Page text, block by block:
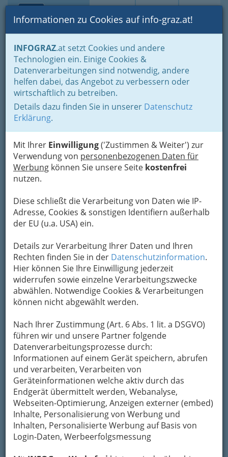
Suche Login Toggle
Informationen zu Cookies auf info-graz.at!
INFOGRAZ.at setzt Cookies und andere
Technologien ein. Einige Cookies &
Datenverarbeitungen sind notwendig, andere
helfen dabei, das Angebot zu verbessern oder
wirtschaftlich zu betreiben.
Details dazu finden Sie in unserer Datenschutz
Erklärung.
Mit Ihrer Einwilligung('Zustimmen & Weiter') zur
Verwendung von personenbezogenen Daten für
Werbung können Sie unsere Seite kostenfrei
nutzen.
Diese schließt die Verarbeitung von Daten wie IP-
Adresse, Cookies & sonstigen Identifiern außerhalb
der EU (u.a. USA) ein.
Details zur Verarbeitung Ihrer Daten und Ihren
Rechten finden Sie in der Datenschutzinformation.
Hier können Sie Ihre Einwilligung jederzeit
widerrufen sowie einzelne Verarbeitungszwecke
abwählen. Notwendige Cookies & Verarbeitungen
können nicht abgewählt werden.
Nach Ihrer Zustimmung (Art. 6 Abs. 1 lit. a DSGVO)
führen wir und unsere Partner folgende
Datenverarbeitungsprozesse durch:
Informationen auf einem Gerät speichern, abrufen
und verarbeiten, Verarbeiten von
Geräteinformationen welche aktiv durch das
Endgerät übermittelt werden, Webanalyse,
Webseiten-Optimierung, Anzeigen externer (embed)
Inhalte, Personalisierung von Werbung und
Inhalten, Personalisierte Werbung auf Basis von
Login-Daten, Werbeerfolgsmessung
Home Fotos Ausstellungen, Vernissagen - Galerien
Jazz im Bild – Peter Purgar
jazzfotografie peter purgar jazz im bild ausstellungseroeffnung
Vergrößern
Previous Next
BeiInteresse an größeren Bildern oder Fotos
ohne Logolesen Sie bitte die Bedingungen
unten.
Jazz im Bild – Peter Purgar
Ausstellungseröffnung LIVE @
STOCKWERK GRAZ
20. April 2016